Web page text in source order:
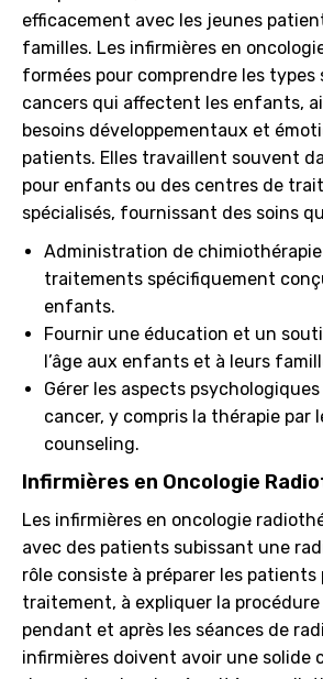
efficacement avec les jeunes
familles. Les infirmières en
formées pour comprendre les types
cancers qui affectent les enfants,
besoins développementaux et
patients. Elles travaillent souvent
pour enfants ou des centres de
spécialisés, fournissant des soins
Administration de chimiothérapie
traitements spécifiquement
enfants.
Fournir une éducation et un
l’âge aux enfants et à leurs
Gérer les aspects
cancer, y compris la thérapie par
counseling.
Infirmières en Oncologie
Les infirmières en oncologie
avec des patients subissant une
rôle consiste à préparer les patients
traitement, à expliquer la
pendant et après les séances de
infirmières doivent avoir une solide